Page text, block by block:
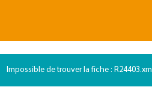
Impossible de trouver la fiche : R24403.xml